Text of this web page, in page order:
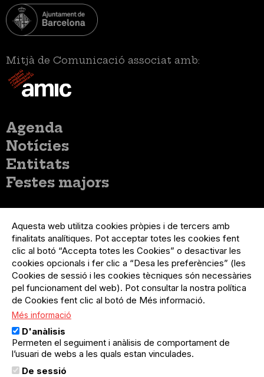
Mitjà de Comunicació associat amb:
Menú
principal
Agenda
Notícies
Entitats
Festes majors
del
compte
d'usuari
Menú
usuari
no
loggat
Registre organització
Menú
Peu
Sobre el projecte
Preguntes freqüents
Contacte
Menú
Legal
Política de privacitat
Avís legal
Política de cookies
El Quèdequè no es fa responsable de les activitats
Aquesta web utilitza cookies pròpies i de tercers amb
finalitats analítiques. Pot acceptar totes les cookies fent
clic al botó “Accepta totes les Cookies” o desactivar les
cookies opcionals i fer clic a “Desa les preferències” (les
Cookies de sessió i les cookies tècniques són necessàries
pel funcionament del web). Pot consultar la nostra política
de Cookies fent clic al botó de Més informació.
Més informació
D'anàlisis
Permeten el seguiment i anàlisis de comportament de
l’usuari de webs a les quals estan vinculades.
De sessió